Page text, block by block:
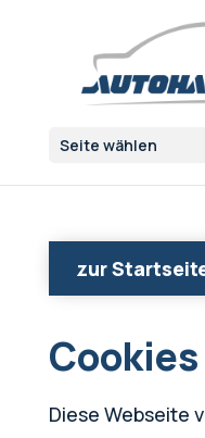
Seite wählen
zur
Cookies
Diese Webseite